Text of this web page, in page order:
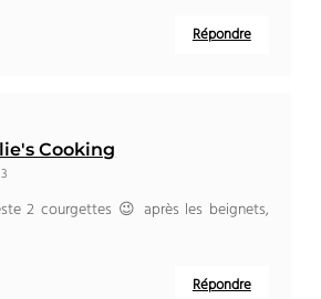
Répondre
Cooking
2 courgettes 😉 après les beignets,
Répondre